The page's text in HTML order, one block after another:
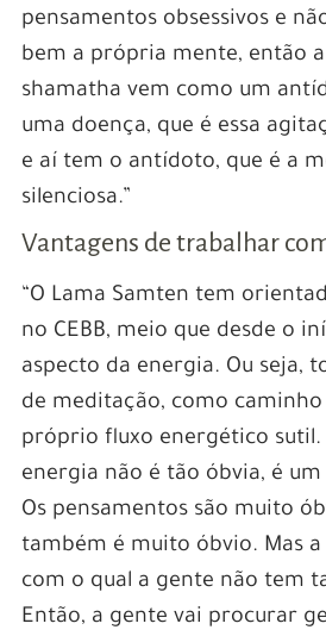
pensamentos obsessivos e
bem a própria mente, então
shamatha vem como um
uma doença, que é essa
e aí tem o antídoto, que é a
silenciosa.”
Vantagens de trabalhar
“O Lama Samten tem
no CEBB, meio que desde o
aspecto da energia. Ou seja,
de meditação, como
próprio fluxo energético sutil.
energia não é tão óbvia, é
Os pensamentos são muito
também é muito óbvio. Mas
com o qual a gente não tem
Então, a gente vai procurar